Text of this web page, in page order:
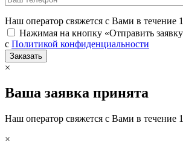
Наш оператор свяжется с Вами в течение
Нажимая на кнопку «Отправить
с Политикой конфиденциальности
×
Ваша заявка принята
Наш оператор свяжется с Вами в течение
×